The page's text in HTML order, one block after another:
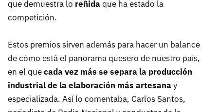
que demuestra lo reñidaque ha estado la
competición.
Estos premios sirven además para hacer un balance
de cómo está el panorama quesero de nuestro país,
en el quecada vez más se separa la producción
industrial de la elaboración más artesanay
especializada. Así lo comentaba, Carlos Santos,